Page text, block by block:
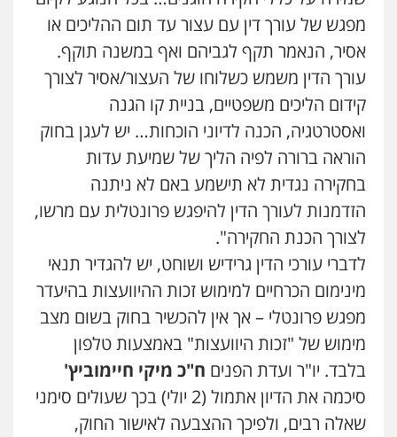
מפגש של עורך דין עם עצור עד תום ההליכים או
אסיר, הנאמר תקף לגביהם ואף במשנה תוקף.
עורך הדין משמש כשלוחו של העצור/אסיר לצורך
קידום הליכים משפטיים, בניית קו הגנה
ואסטרטגיה, הכנה לדיוני הוכחות… יש לעגן בחוק
הוראה ברורה לפיה הליך של שמיעת עדות
בחקירה נגדית לא תישמע באם לא ניתנה
הזדמנות לעורך הדין להיפגש פרונטלית עם מרשו,
לצורך הכנת החקירה".
לדברי עורכי הדין גרידיש ושוחט, יש להגדיר תנאי
מינימום הכרחיים למימוש זכות ההיוועצות בהיעדר
מפגש פרונטלי – אך אין להכשיר בחוק בשום מצב
מימוש של "זכות היוועצות" באמצעות טלפון
בלבד. יו"ר ועדת הפנים ח"כ מיקי חיימוביץ'
סיכמה את הדיון אתמול (2 יולי) בכך שעולים סימני
שאלה רבים, ולפיכך ההצבעה לאישור החוק,
0507003001
מנשה, אלמוג – עורכי דין
פלילי עבירות תנועה צווארון לבן תעבורה
עורכי דין לענייני אסירים מעצרים וחקירות
0546470989
עו"ד אבי כהן
פלילי פשיעה חמורה קטינים אלימות
עבירות מין
0523647066
ויקי שמואל – משרד עו"ד
פלילי משפט פלילי
0528959600
קורל קרוז – עורך דין פלילי
משפט פלילי
0545437431